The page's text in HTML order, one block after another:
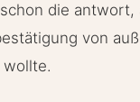
die
von